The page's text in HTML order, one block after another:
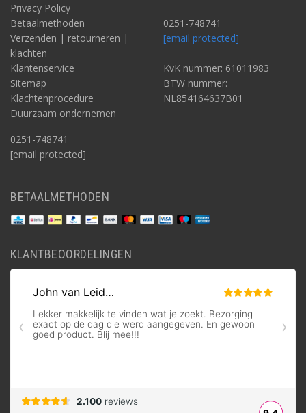
Privacy Policy
Betaalmethoden
Verzenden | retourneren |
klachten
Klantenservice
Sitemap
Klachtenprocedure
Duurzaam ondernemen
0251-748741
[email protected]
0251-748741
[email protected]
KvK nummer: 61011983
BTW nummer:
NL854164637B01
BETAALMETHODEN
KLANTBEOORDELINGEN